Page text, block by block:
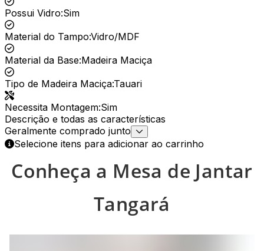
Possui Vidro:Sim
Material do Tampo:Vidro/MDF
Material da Base:Madeira Maciça
Tipo de Madeira Maciça:Tauari
Necessita Montagem:Sim
Descrição e todas as características
Geralmente comprado junto
Selecione itens para adicionar ao carrinho
Conheça a Mesa de Jantar
Tangará